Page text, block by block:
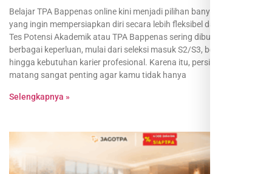
Belajar TPA Bappenas online kini menjadi pilihan banyak peserta
yang ingin mempersiapkan diri secara lebih fleksibel dan terarah.
Tes Potensi Akademik atau TPA Bappenas sering dibutuhkan untuk
berbagai keperluan, mulai dari seleksi masuk S2/S3, beasiswa,
hingga kebutuhan karier profesional. Karena itu, persiapan yang
matang sangat penting agar kamu tidak hanya
Selengkapnya »